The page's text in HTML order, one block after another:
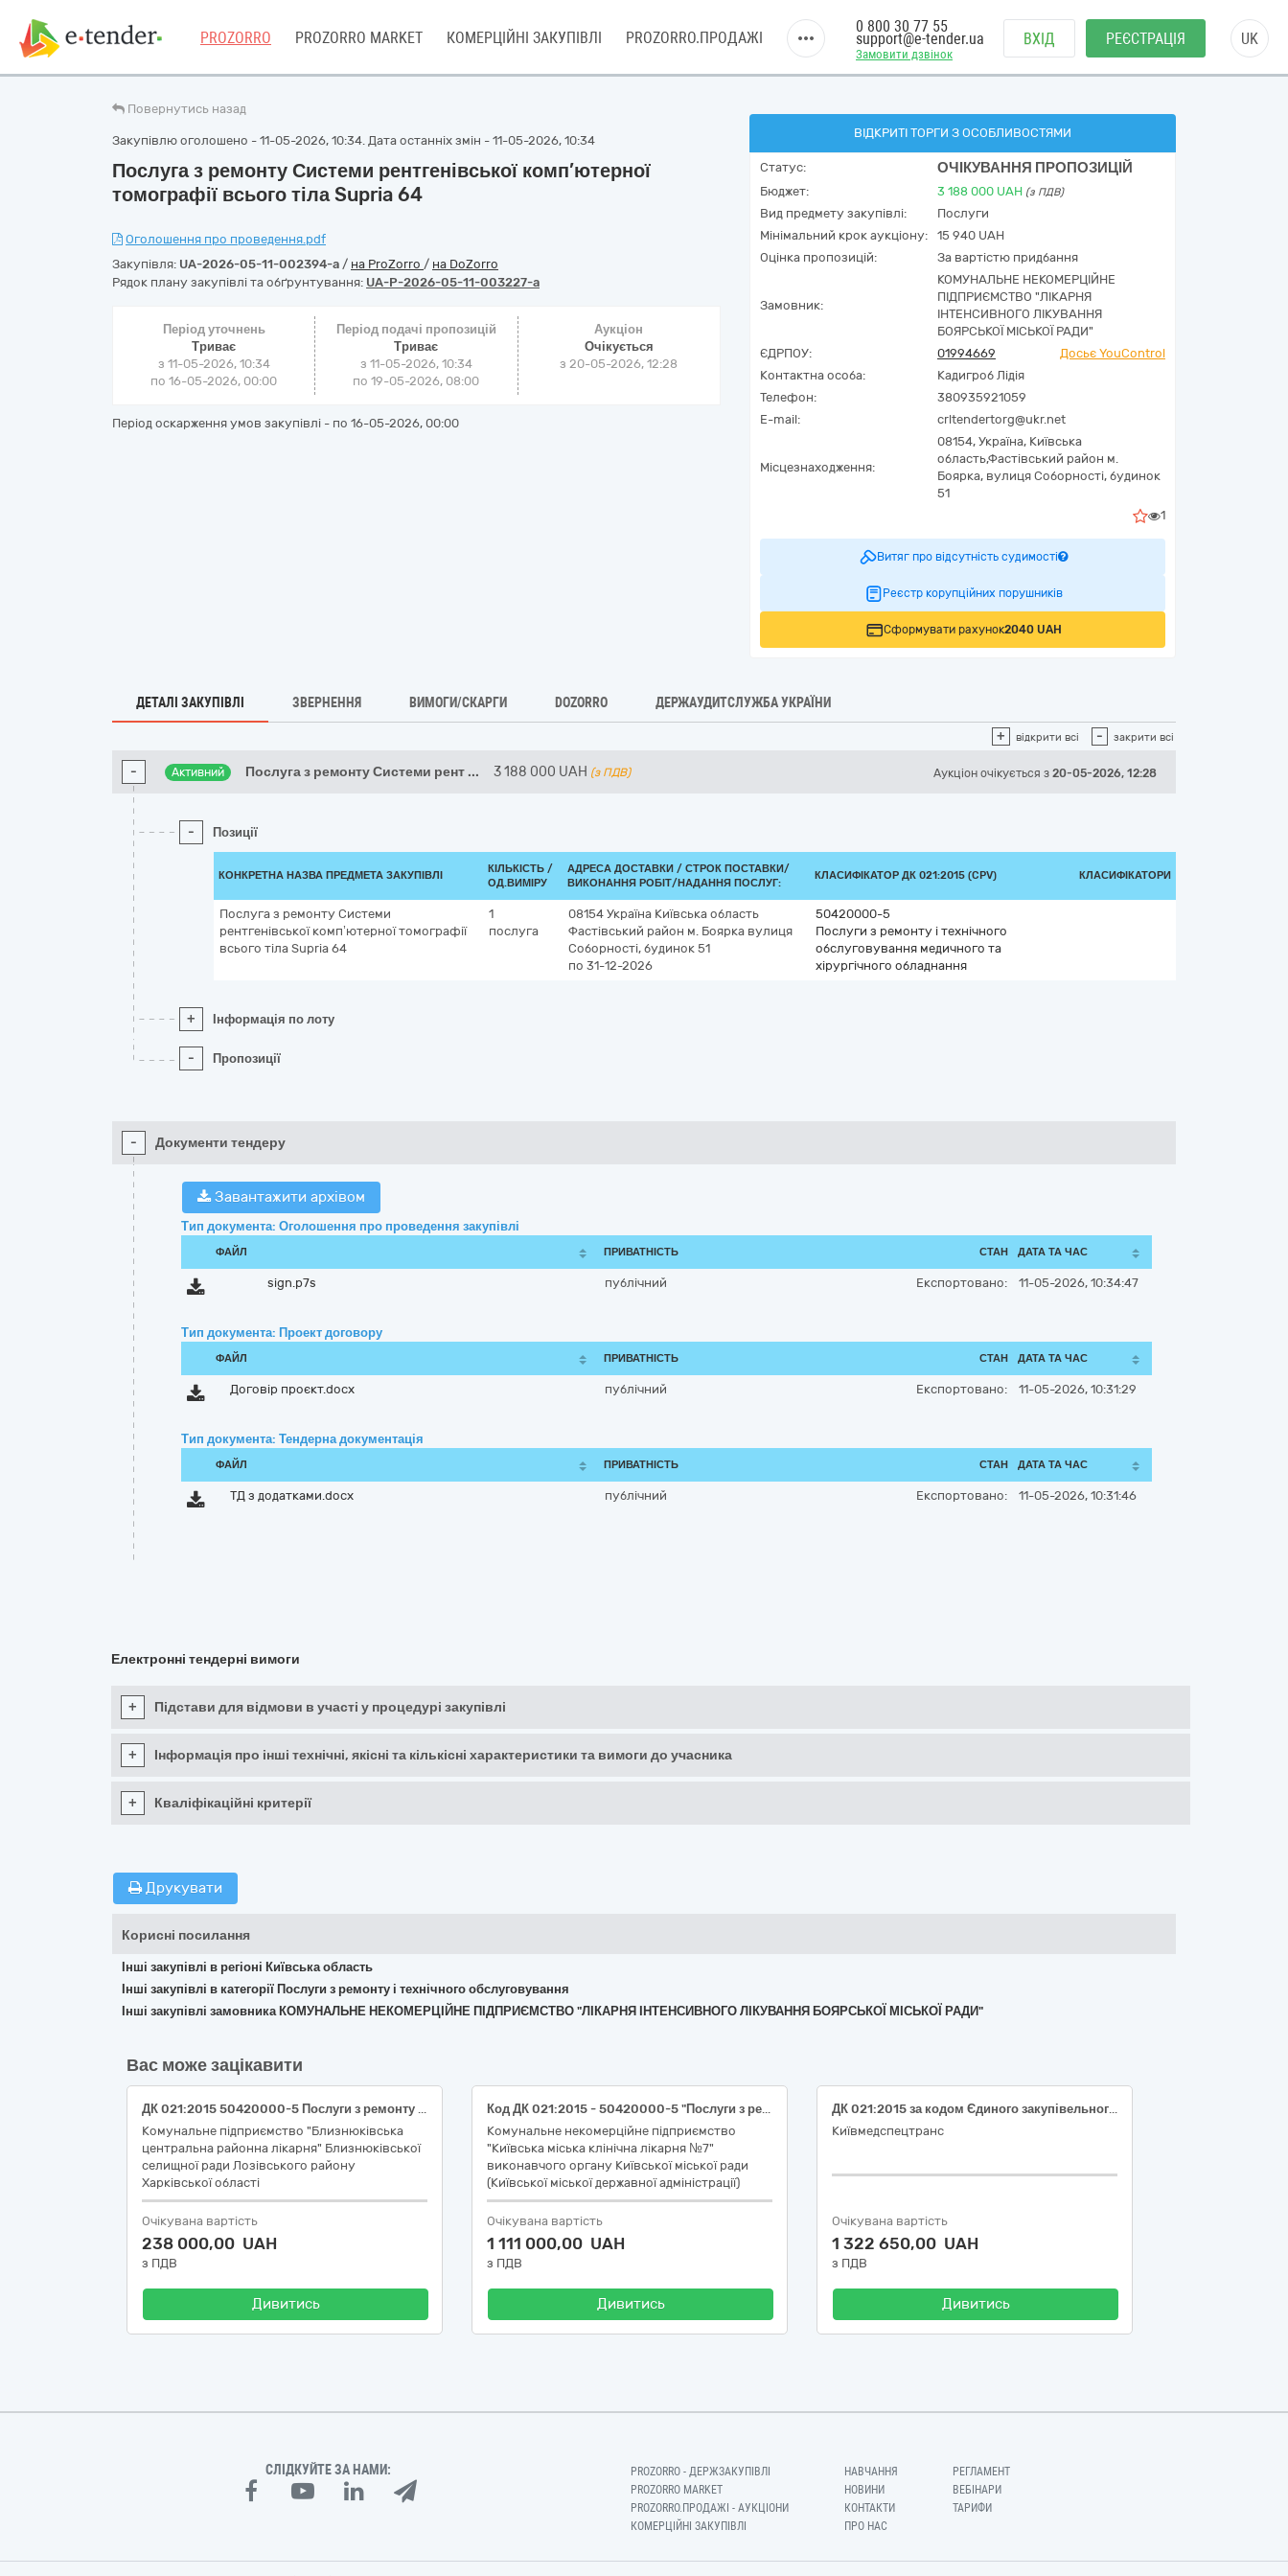
PROZORRO PROZORRO MARKET КОМЕРЦІЙНІ ЗАКУПІВЛІ PROZORRO.ПРОДАЖІ
Замовити дзвінок
0 800 30 77 55
support@e-tender.ua ВХІД РЕЄСТРАЦІЯ UK
Повернутись назад
Закупівлю оголошено - 11-05-2026, 10:34. Дата останніх змін - 11-05-2026, 10:34
Послуга з ремонту Системи рентгенівської комп’ютерної
томографії всього тіла Supria 64
Оголошення про проведення.pdf
Закупівля: UA-2026-05-11-002394-a / на ProZorro / на DoZorro
Рядок плану закупівлі та обґрунтування: UA-P-2026-05-11-003227-a
Період уточнень
Триває
з 11-05-2026, 10:34
по 16-05-2026, 00:00
Період подачі пропозицій
Триває
з 11-05-2026, 10:34
по 19-05-2026, 08:00
Аукціон
Очікується
з20-05-2026, 12:28
Період оскарження умов закупівлі - по 16-05-2026, 00:00
ВІДКРИТІ ТОРГИ З ОСОБЛИВОСТЯМИ
Статус: ОЧІКУВАННЯ ПРОПОЗИЦІЙ
Бюджет: 3 188 000 UAH (з ПДВ)
Вид предмету закупівлі:
Послуги
Мінімальний крок аукціону:
15 940 UAH
Оцінка пропозицій:
За вартістю придбання
Замовник:
КОМУНАЛЬНЕ НЕКОМЕРЦІЙНЕ
ПІДПРИЄМСТВО "ЛІКАРНЯ
ІНТЕНСИВНОГО ЛІКУВАННЯ
БОЯРСЬКОЇ МІСЬКОЇ РАДИ"
ЄДРПОУ:
01994669
Досьє YouControl
Контактна особа:
Кадигроб Лідія
Телефон:
380935921059
E-mail:
crltendertorg@ukr.net
Місцезнаходження:
08154, Україна, Київська
область,Фастівський район м.
Боярка, вулиця Соборності, будинок
51
1
Витяг про відсутність судимості
Реєстр корупційних порушників
Сформувати рахунок2040 UAH
ДЕТАЛІ ЗАКУПІВЛІ ЗВЕРНЕННЯ ВИМОГИ/СКАРГИ DOZORRO ДЕРЖАУДИТСЛУЖБА УКРАЇНИ
+ відкрити всі - закрити всі
- Активний Послуга з ремонту Системи рент ... 3 188 000 UAH (з ПДВ) Аукціон очікується з 20-05-2026, 12:28
- Позиції
КОНКРЕТНА НАЗВА ПРЕДМЕТА ЗАКУПІВЛІ
КІЛЬКІСТЬ /
ОД.ВИМІРУ
АДРЕСА ДОСТАВКИ / СТРОК ПОСТАВКИ/
ВИКОНАННЯ РОБІТ/НАДАННЯ ПОСЛУГ:
КЛАСИФІКАТОР ДК 021:2015 (CPV) КЛАСИФІКАТОРИ
Послуга з ремонту Системи
рентгенівської комп’ютерної томографії
всього тіла Supria 64
1
послуга
08154 Україна Київська область
Фастівський район м. Боярка вулиця
Соборності, будинок 51
по 31-12-2026
50420000-5
Послуги з ремонту і технічного
обслуговування медичного та
хірургічного обладнання
+ Інформація по лоту
- Пропозиції
- Документи тендеру
Завантажити архівом
Тип документа: Оголошення про проведення закупівлі
ФАЙЛ ПРИВАТНІСТЬ СТАН ДАТА ТА ЧАС
sign.p7s публічний Експортовано: 11-05-2026, 10:34:47
Тип документа: Проект договору
ФАЙЛ ПРИВАТНІСТЬ СТАН ДАТА ТА ЧАС
Договір проєкт.docx публічний Експортовано: 11-05-2026, 10:31:29
Тип документа: Тендерна документація
ФАЙЛ ПРИВАТНІСТЬ СТАН ДАТА ТА ЧАС
ТД з додатками.docx публічний Експортовано: 11-05-2026, 10:31:46
Електронні тендерні вимоги
+ Підстави для відмови в участі у процедурі закупівлі
+ Інформація про інші технічні, якісні та кількісні характеристики та вимоги до учасника
+ Кваліфікаційні критерії
Друкувати
Корисні посилання
Інші закупівлі в регіоні Київська область
Інші закупівлі в категорії Послуги з ремонту і технічного обслуговування
Інші закупівлі замовника КОМУНАЛЬНЕ НЕКОМЕРЦІЙНЕ ПІДПРИЄМСТВО "ЛІКАРНЯ ІНТЕНСИВНОГО ЛІКУВАННЯ БОЯРСЬКОЇ МІСЬКОЇ РАДИ"
Вас може зацікавити
ДК 021:2015 50420000-5 Послуги з ремонту і технічного обслуговування медичного та хірургічного обладнання (Послуги з технічного обслуговування томографа комп’ютерного NeuViz ACE SP (ДК 021:2015: 50421200-4: Послуги з ремонту і технічного обслуговування рентгенологічного обладнання))
Комунальне підприємство "Близнюківська
центральна районна лікарня" Близнюківської
селищної ради Лозівського району
Харківської області
Очікувана вартість
238 000,00 UAH
з ПДВ
Дивитись
Код ДК 021:2015 - 50420000-5 "Послуги з ремонту і технічного обслуговування медичного та хірургічного обладнання"
Комунальне некомерційне підприємство
"Київська міська клінічна лікарня №7"
виконавчого органу Київської міської ради
(Київської міської державної адміністрації)
Очікувана вартість
1 111 000,00 UAH
з ПДВ
Дивитись
ДК 021:2015 за кодом Єдиного закупівельного словника (CPV) 50420000-5 ‒ Послуги з ремонту та технічного обслуговування медичного та хірургічного обладнання (послуги з щорічного технічного обслуговування апаратів ШВЛ, встановлених на спецмедавтомобілях, з використанням та/або заміною запасних частин (комплектуючих, агрегатів, матеріалів, вузлів, деталей, тощо) або без їх використання)
Київмедспецтранс
Очікувана вартість
1 322 650,00 UAH
з ПДВ
Дивитись
СЛІДКУЙТЕ ЗА НАМИ:
PROZORRO - ДЕРЖЗАКУПІВЛІ
PROZORRO MARKET
PROZORRO.ПРОДАЖІ - АУКЦІОНИ
КОМЕРЦІЙНІ ЗАКУПІВЛІ
НАВЧАННЯ
НОВИНИ
КОНТАКТИ
ПРО НАС
РЕГЛАМЕНТ
ВЕБІНАРИ
ТАРИФИ